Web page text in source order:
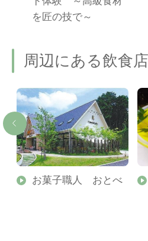
を匠の技で～
周辺にある飲食
お菓子職人 おとべ